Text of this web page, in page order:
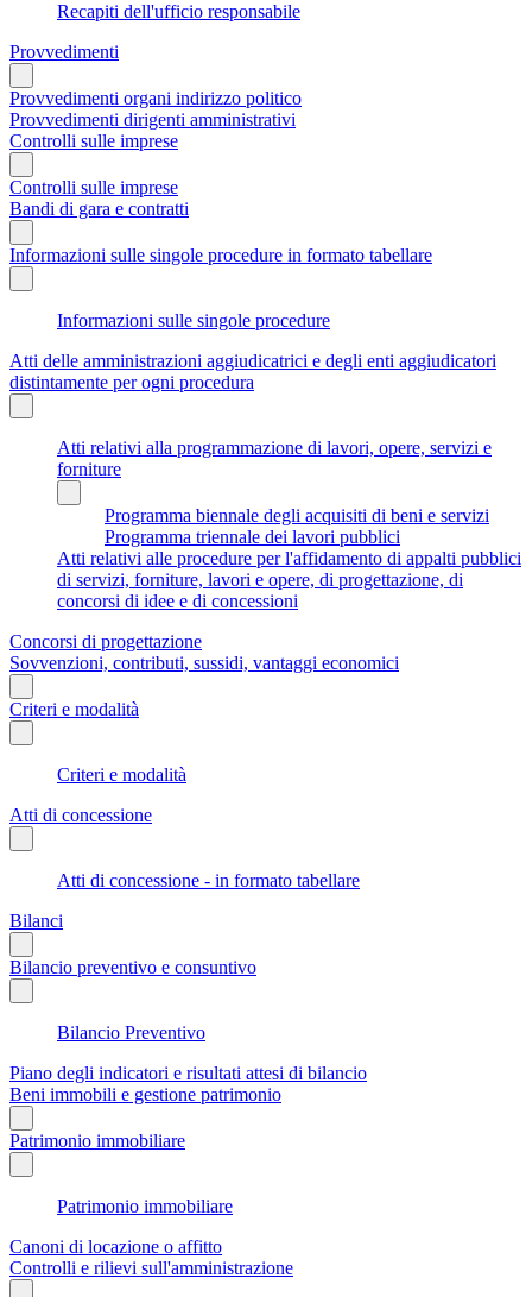
Recapiti dell'ufficio responsabile
Provvedimenti
Provvedimenti organi indirizzo politico
Provvedimenti dirigenti amministrativi
Controlli sulle imprese
Controlli sulle imprese
Bandi di gara e contratti
Informazioni sulle singole procedure in formato tabellare
Informazioni sulle singole procedure
Atti delle amministrazioni aggiudicatrici e degli enti aggiudicatori
distintamente per ogni procedura
Atti relativi alla programmazione di lavori, opere, servizi e
forniture
Programma biennale degli acquisiti di beni e servizi
Programma triennale dei lavori pubblici
Atti relativi alle procedure per l'affidamento di appalti pubblici
di servizi, forniture, lavori e opere, di progettazione, di
concorsi di idee e di concessioni
Concorsi di progettazione
Sovvenzioni, contributi, sussidi, vantaggi economici
Criteri e modalità
Criteri e modalità
Atti di concessione
Atti di concessione - in formato tabellare
Bilanci
Bilancio preventivo e consuntivo
Bilancio Preventivo
Piano degli indicatori e risultati attesi di bilancio
Beni immobili e gestione patrimonio
Patrimonio immobiliare
Patrimonio immobiliare
Canoni di locazione o affitto
Controlli e rilievi sull'amministrazione